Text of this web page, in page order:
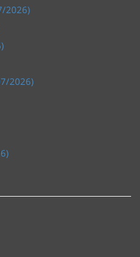
2026)
2026)